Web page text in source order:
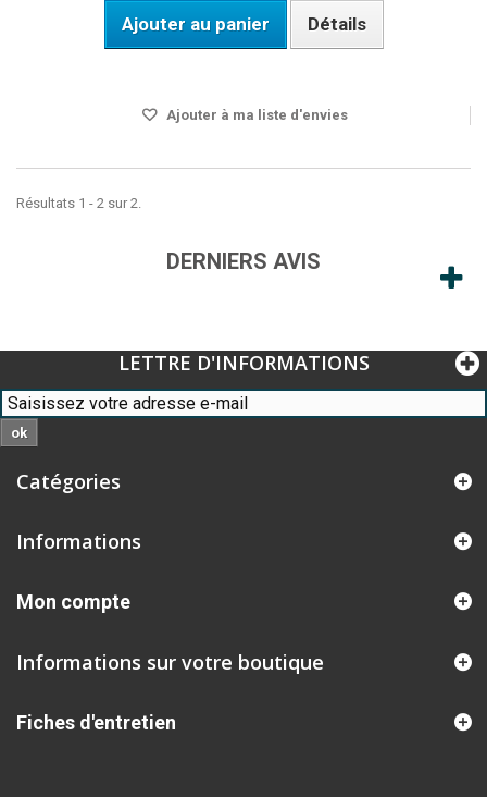
Ajouter au panier Détails
Ajouter à ma liste d'envies
Résultats 1 - 2 sur 2.
DERNIERS AVIS
LETTRE D'INFORMATIONS
ok
Catégories
Informations
Mon compte
Informations sur votre boutique
Fiches d'entretien